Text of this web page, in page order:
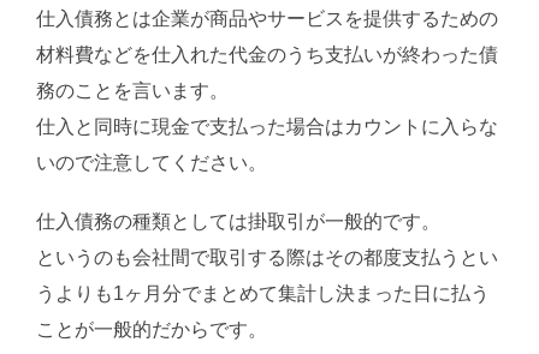
仕入債務とは企業が商品やサービスを提供するための
材料費などを仕入れた代金のうち支払いが終わった債
務のことを言います。
仕入と同時に現金で支払った場合はカウントに入らな
いので注意してください。
仕入債務の種類としては掛取引が一般的です。
というのも会社間で取引する際はその都度支払うとい
うよりも1ヶ月分でまとめて集計し決まった日に払う
ことが一般的だからです。